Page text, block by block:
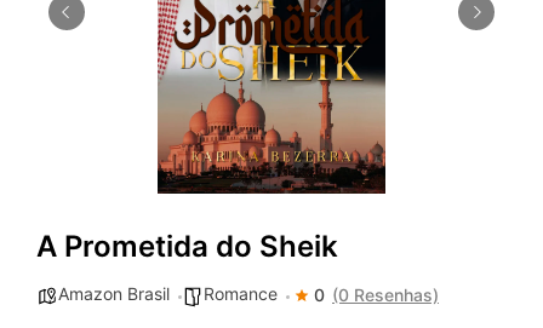
A Prometida do Sheik
Amazon Brasil Romance 0 (0 Resenhas)